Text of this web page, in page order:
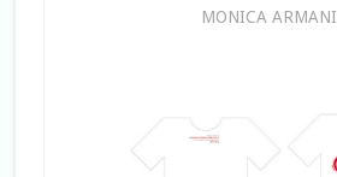
MONICA ARMANI